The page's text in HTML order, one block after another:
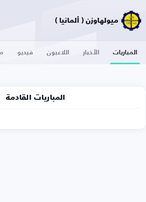
ميولهاوزن ( ألمانيا )
المباريات الأخبار اللاعبون فيديو
المباريات القادمة